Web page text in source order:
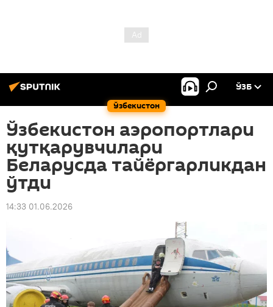
Ўзбекистон
ЎЗБ
Ўзбекистон аэропортлари
қутқарувчилари
Беларусда тайёргарликдан
ўтди
14:33 01.06.2026